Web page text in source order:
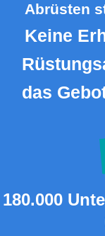
Abrüsten
Keine
das
180.000